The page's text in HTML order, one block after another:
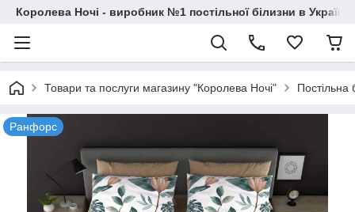
Королева Ночі - виробник №1 постільної білизни в Україні
Товари та послуги магазину "Королева Ночі" Постільна
Ранфорс